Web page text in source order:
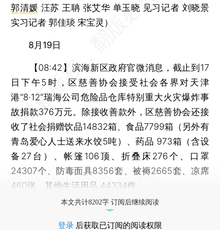
郭清媛 汪苏 王聃 张艾华 单玉晓 见习记者 刘晓景
实习记者 郭佳琰 宋宝灵）
8月19日
【08:42】滨海新区政府官微消息，截止到17
日下午5时，区慈善协会接受社会各界对天津
港“8·12”瑞海公司危险品仓库特别重大火灾爆炸事
故捐款376万元。除接收善款外，区慈善协会还接
收了社会捐赠饮品14832箱、食品7799箱（另外有
青岛爱心人士送来水饺5吨）、药品 973箱（含设
备27台）、帐篷106顶、折叠床276个、口罩
24307个、防毒面具8356套、被褥2665套、凉席
460张、其他生活用品 44334件
本文共计8202字 订阅后继续阅读
登录 后获取已订阅的阅读权限